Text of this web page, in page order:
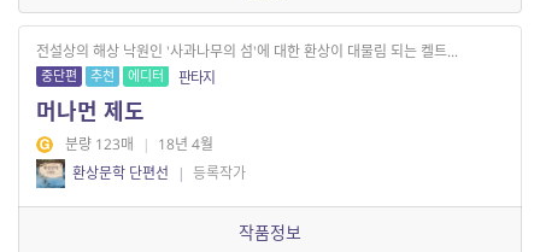
전설상의 해상 낙원인 '사과나무의 섬'에 대한 환상이 대물림 되는 켈트...
중단편 추천 에디터 판타지
머나먼 제도
분량 123매 | 18년 4월
환상문학 단편선
| 등록작가
작품정보